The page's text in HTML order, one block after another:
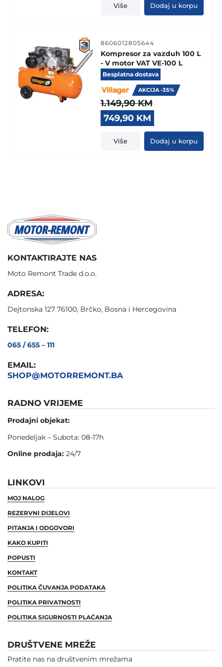
was:
649,90 KM.
is:
589,90 KM.
Više Dodaj u korpu
8606012805644
Kompresor za vazduh 100 L
- V motor VAT VE-100 L
Besplatna dostava
AKCIJA -35%
1.149,90KM
Original
price
was:
1.149,90 KM.
749,90 KM
price
is:
749,90 KM.
Više Dodaj u korpu
KONTAKTIRAJTE NAS
Moto Remont Trade d.o.o.
ADRESA:
Dejtonska 127 76100, Brčko, Bosna i Hercegovina
TELEFON:
065 / 655 – 111
EMAIL:
SHOP@MOTORREMONT.BA
RADNO VRIJEME
Prodajni objekat:
Ponedeljak – Subota: 08-17h
Online prodaja: 24/7
LINKOVI
MOJ NALOG
REZERVNI DIJELOVI
PITANJA I ODGOVORI
KAKO KUPITI
POPUSTI
KONTAKT
POLITIKA ČUVANJA PODATAKA
POLITIKA PRIVATNOSTI
POLITIKA SIGURNOSTI PLAĆANJA
DRUŠTVENE MREŽE
Pratite nas na društvenim mrežama